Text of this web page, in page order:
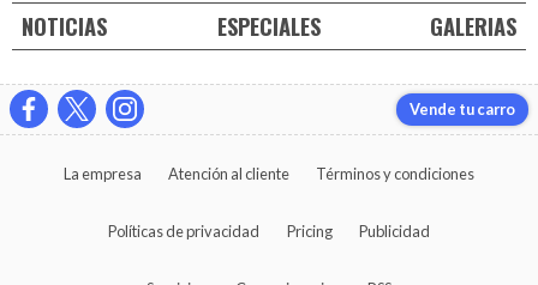
NOTICIAS ESPECIALES GALERIAS
Vende tu carro
La empresa Atención al cliente Términos y condiciones
Políticas de privacidad Pricing Publicidad